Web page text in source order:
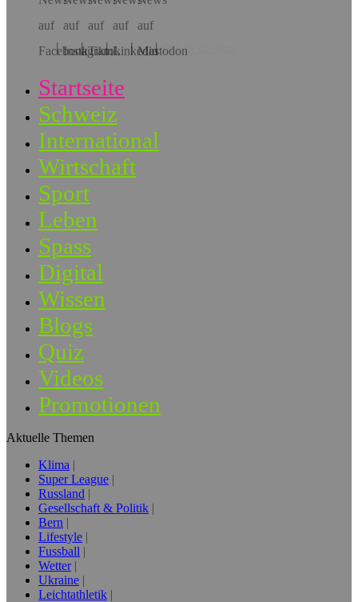
Hol dir die App!
Startseite
Schweiz
International
Wirtschaft
Sport
Leben
Spass
Digital
Wissen
Blogs
Quiz
Videos
Promotionen
Aktuelle Themen
Klima
Super League
Russland
Gesellschaft & Politik
Bern
Lifestyle
Fussball
Wetter
Ukraine
Leichtathletik